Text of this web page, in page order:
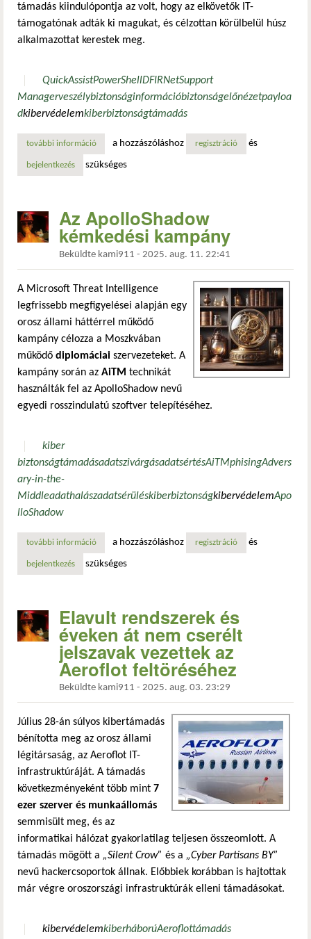
támadás kiindulópontja az volt, hogy az elkövetők IT-
támogatónak adták ki magukat, és célzottan körülbelül húsz
alkalmazottat kerestek meg.
QuickAssistPowerShellDFIRNetSupport
Managerveszélybiztonságinformációbiztonságelőnézetpayloa
dkibervédelemkiberbiztonságtámadás
további információvillámgyors kibertámadás: öt perc alatt kompromittálták
a hozzászóláshoz regisztráció és
bejelentkezés szükséges
Az ApolloShadow
kémkedési kampány
Beküldte kami911 - 2025. aug. 11. 22:41
A Microsoft Threat Intelligence
legfrissebb megfigyelései alapján egy
orosz állami háttérrel működő
kampány célozza a Moszkvában
működő diplomáciai szervezeteket. A
kampány során az AiTM technikát
használták fel az ApolloShadow nevű
egyedi rosszindulatú szoftver telepítéséhez.
kiber
biztonságtámadásadatszivárgásadatsértésAiTMphisingAdvers
ary-in-the-
MiddleadathalászadatsérüléskiberbiztonságkibervédelemApo
lloShadow
további információaz apolloshadow kémkedési kampány tartalommal
a hozzászóláshoz regisztráció és
bejelentkezés szükséges
Elavult rendszerek és
éveken át nem cserélt
jelszavak vezettek az
Aeroflot feltöréséhez
Beküldte kami911 - 2025. aug. 03. 23:29
Július 28-án súlyos kibertámadás
bénította meg az orosz állami
légitársaság, az Aeroflot IT-
infrastruktúráját. A támadás
következményeként több mint 7
ezer szerver és munkaállomás
semmisült meg, és az
informatikai hálózat gyakorlatilag teljesen összeomlott. A
támadás mögött a „Silent Crow” és a „Cyber Partisans BY”
nevű hackercsoportok állnak. Előbbiek korábban is hajtottak
már végre oroszországi infrastruktúrák elleni támadásokat.
kibervédelemkiberháborúAeroflottámadás